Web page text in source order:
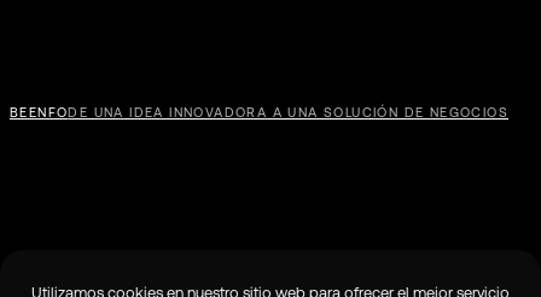
BEENFODE UNA IDEA INNOVADORA A UNA SOLUCIÓN DE NEGOCIOS